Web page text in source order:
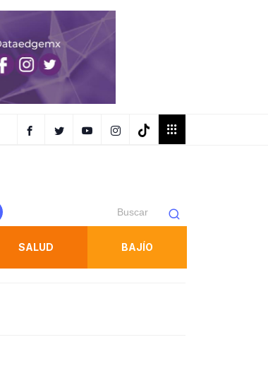
Gallardo inaugura la FENAPO 2026 con expectativa de
SALUD BAJÍO